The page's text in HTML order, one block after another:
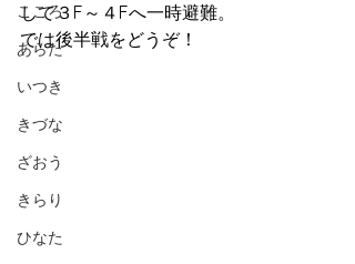
こころ
あらた
いつき
きづな
ざおう
きらり
ひなた
して３F～４Fへ一時避難。
では後半戦をどうぞ！